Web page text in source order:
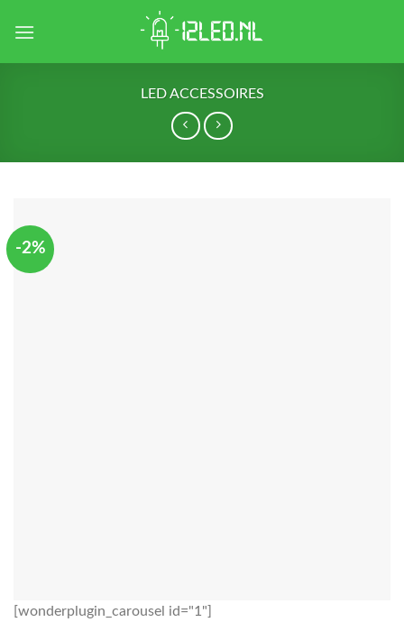
LED ACCESSOIRES
-2%
[wonderplugin_carousel id="1"]